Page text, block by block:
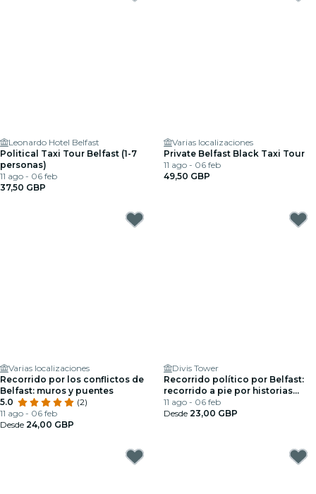
Leonardo Hotel Belfast
Political Taxi Tour Belfast (1-7
personas)
11 ago - 06 feb
37,50 GBP
Varias localizaciones
Private Belfast Black Taxi Tour
11 ago - 06 feb
49,50 GBP
Varias localizaciones
Recorrido por los conflictos de
Belfast: muros y puentes
5.0
(2)
11 ago - 06 feb
Desde 24,00 GBP
Divis Tower
Recorrido político por Belfast:
recorrido a pie por historias
conflictivas
11 ago - 06 feb
Desde 23,00 GBP